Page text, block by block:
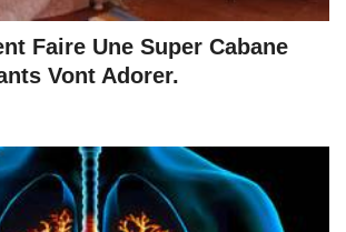
Faire Une Super Cabane
Vont Adorer.